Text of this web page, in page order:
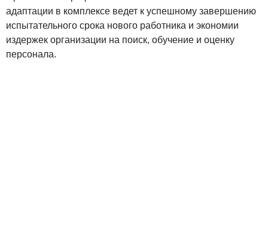
адаптации в комплексе ведет к успешному завершению
испытательного срока нового работника и экономии
издержек организации на поиск, обучение и оценку
персонала.